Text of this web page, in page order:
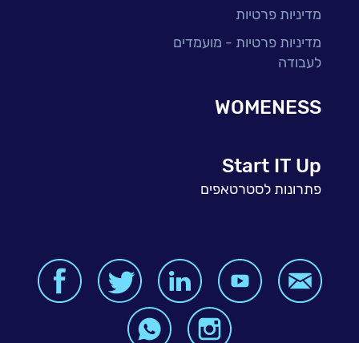
מדיניות פרטיות
מדיניות פרטיות - מועמדים
לעבודה
WOMENESS
Start IT Up
פתרונות לסטרטאפים